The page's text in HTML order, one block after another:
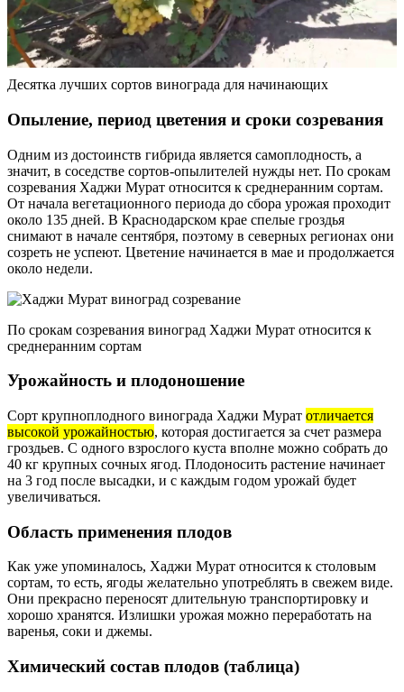
Десятка лучших сортов винограда для начинающих
Опыление, период цветения и сроки созревания
Одним из достоинств гибрида является самоплодность, а
значит, в соседстве сортов-опылителей нужды нет. По срокам
созревания Хаджи Мурат относится к среднеранним сортам.
От начала вегетационного периода до сбора урожая проходит
около 135 дней. В Краснодарском крае спелые гроздья
снимают в начале сентября, поэтому в северных регионах они
созреть не успеют. Цветение начинается в мае и продолжается
около недели.
По срокам созревания виноград Хаджи Мурат относится к
среднеранним сортам
Урожайность и плодоношение
Сорт крупноплодного винограда Хаджи Мурат отличается
высокой урожайностью, которая достигается за счет размера
гроздьев. С одного взрослого куста вполне можно собрать до
40 кг крупных сочных ягод. Плодоносить растение начинает
на 3 год после высадки, и с каждым годом урожай будет
увеличиваться.
Область применения плодов
Как уже упоминалось, Хаджи Мурат относится к столовым
сортам, то есть, ягоды желательно употреблять в свежем виде.
Они прекрасно переносят длительную транспортировку и
хорошо хранятся. Излишки урожая можно переработать на
варенья, соки и джемы.
Химический состав плодов (таблица)